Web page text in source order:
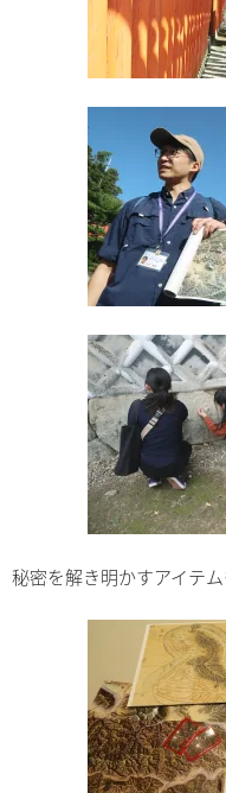
秘密を解き明かすアイテ